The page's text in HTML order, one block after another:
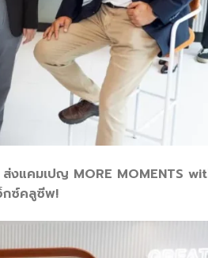
แคมเปญ MORE MOMENTS
กซ์คลูซีพ!